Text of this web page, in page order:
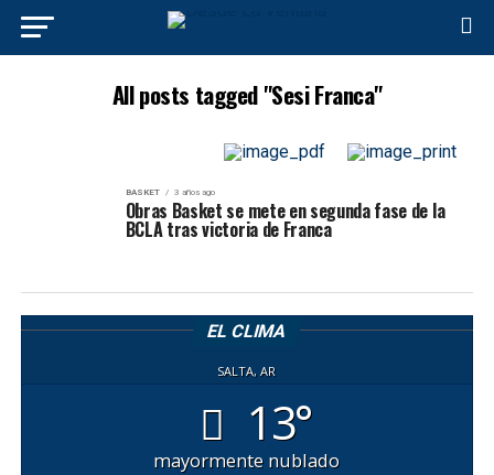
All posts tagged "Sesi Franca"
BASKET 3 años ago
Obras Basket se mete en segunda fase de la
BCLA tras victoria de Franca
EL CLIMA
SALTA, AR
13°
mayormente nublado